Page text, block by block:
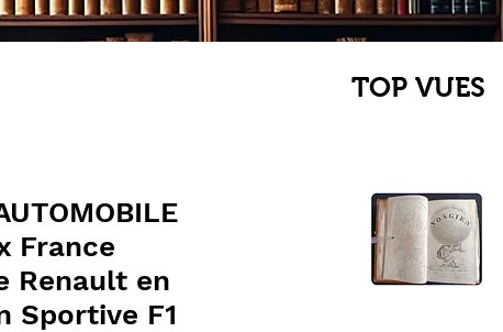
France
Renault en
Sportive F1
TOP VUES